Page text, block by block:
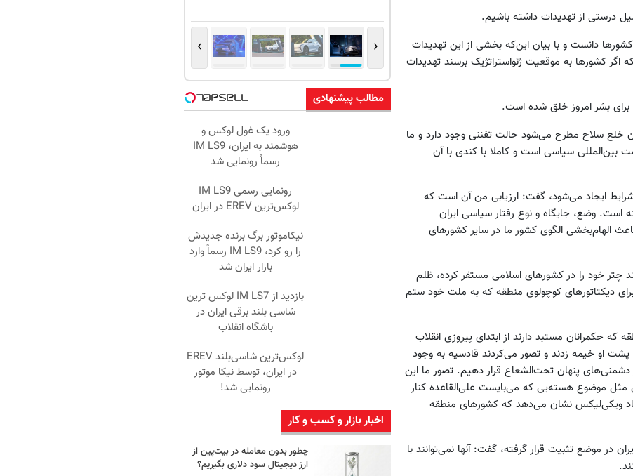
درستی از تهدیدات داشته باشیم.
دانست و با بیان این‌که بخشی از این تهدیدات
کشورها به موقعیت ژئواستراتژیک برسند تهدیدات
بشر امروز خلق شده است.
خلع سلاح مطرح می‌شود حالت تفننی وجود دارد و ما
سیاسی است و کاملا با کندی با آن
ایجاد می‌شود، گفت: ارزیابی من آن است که
است. وضع، جایگاه و نوع رفتار سیاسی ایران
الگوی کشور ما در سایر کشورهای
چتر خود را در کشورهای اسلامی مستقر کرده، ظلم
دیکتاتورهای کوچولوی منطقه که به ملت خود ستم
حکمرانان مستبد دارند از ابتدای پیروزی انقلاب
او خیمه زدند و تصور می‌کردند قادسیه به وجود
دشمنی‌های پنهان تحت‌الشعاع قرار دهیم. تصور ما این
مثل موضوع هسته‌یی که می‌بایست علی‌القاعده کنار
ویکی‌لیکس نشان می‌دهد که کشورهای منطقه
در موضع تثبیت قرار گرفته، گفت: آنها نمی‌توانند با
‹
›
مطالب پیشنهادی
ورود یک غول لوکس و
هوشمند به ایران، IM LS9
رسماً رونمایی شد
رونمایی رسمی IM LS9
لوکس‌ترین EREV در ایران
نیکاموتور برگ برنده جدیدش
را رو کرد، IM LS9 رسماً وارد
بازار ایران شد
بازدید از IM LS7 لوکس ترین
شاسی بلند برقی ایران در
باشگاه انقلاب
لوکس‌ترین شاسی‌بلند EREV
در ایران، توسط نیکا موتور
رونمایی شد!
اخبار بازار و کسب و کار
چطور بدون معامله در بیت‌پین از
ارز دیجیتال سود دلاری بگیریم؟